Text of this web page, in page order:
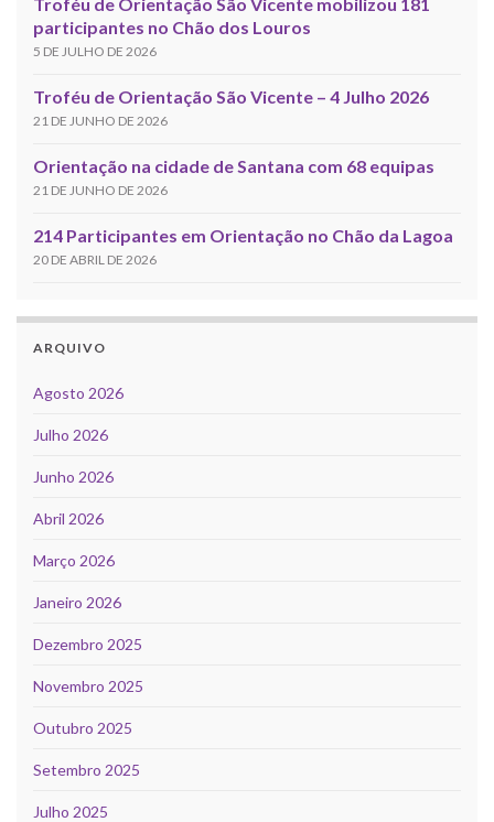
participantes no Chão dos Louros
5 DE JULHO DE 2026
Troféu de Orientação São Vicente – 4 Julho 2026
21 DE JUNHO DE 2026
Orientação na cidade de Santana com 68 equipas
21 DE JUNHO DE 2026
214 Participantes em Orientação no Chão da Lagoa
20 DE ABRIL DE 2026
ARQUIVO
Agosto 2026
Julho 2026
Junho 2026
Abril 2026
Março 2026
Janeiro 2026
Dezembro 2025
Novembro 2025
Outubro 2025
Setembro 2025
Julho 2025